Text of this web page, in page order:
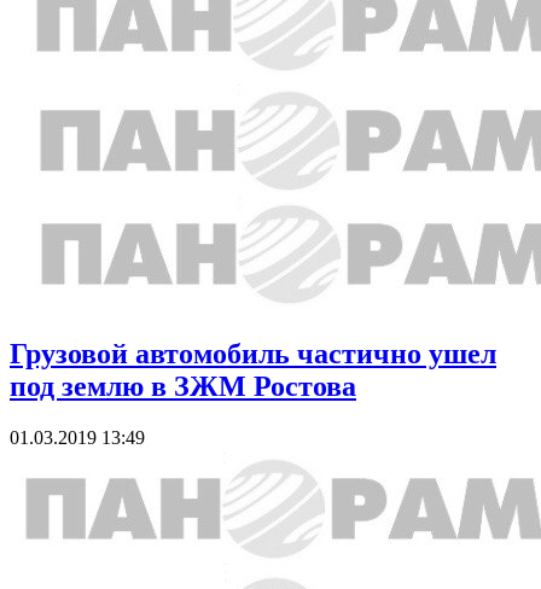
Грузовой автомобиль частично ушел
под землю в ЗЖМ Ростова
01.03.2019 13:49